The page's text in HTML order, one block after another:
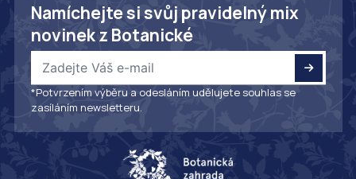
Namíchejte si svůj pravidelný mix
novinek z Botanické
*Potvrzením výběru a odesláním udělujete souhlas se
zasíláním newsletteru.